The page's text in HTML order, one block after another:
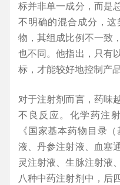
标并非单一成分，而是
不明确的混合成分，
物，其组成比例不一致
也不同。他指出，只有
标，才能较好地控制产品
对于注射剂而言，药味
不良反应。化学药注
《国家基本药物目录
液、丹参注射液、血塞
灵注射液、生脉注射液
八种中药注射剂中，后